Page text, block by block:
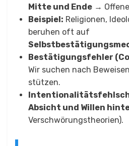
Mitte und Ende →
Beispiel: Religionen,
beruhen oft auf
Bestätigungsfehler
Wir suchen nach
stützen.
Absicht und Willen
Verschwörungstheorien).